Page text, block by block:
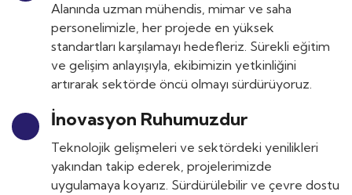
Alanında uzman mühendis, mimar ve saha
personelimizle, her projede en yüksek
standartları karşılamayı hedefleriz. Sürekli eğitim
ve gelişim anlayışıyla, ekibimizin yetkinliğini
artırarak sektörde öncü olmayı sürdürüyoruz.
İnovasyon Ruhumuzdur
Teknolojik gelişmeleri ve sektördeki yenilikleri
yakından takip ederek, projelerimizde
uygulamaya koyarız. Sürdürülebilir ve çevre dostu